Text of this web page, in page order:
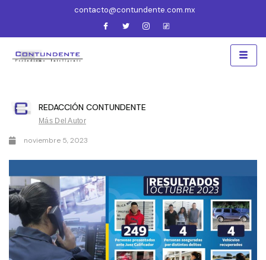
contacto@contundente.com.mx
REDACCIÓN CONTUNDENTE
Más Del Autor
noviembre 5, 2023